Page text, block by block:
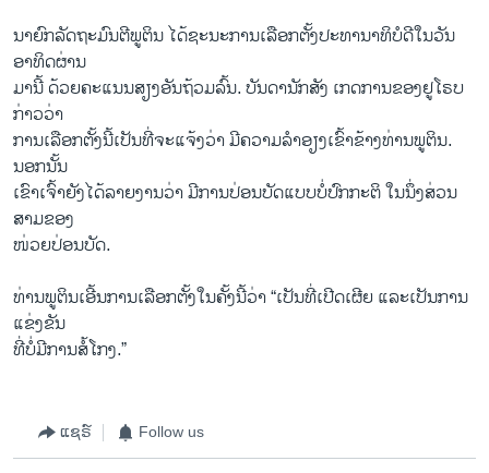
ນາ​ຍົກ​ລັດຖະມົນ​ຕີພູ​ຕິນ ​ໄດ້​ຊະນະ​ການ​ເລືອກຕັ້ງ​ປະທານາທິບໍດີ​ໃນ​ວັນ​
ອາທິດຜ່ານ​
ມາ​ນີ້​ ດ້ວຍ​ຄະ​ແນນ​ສຽງ​ອັນ​ຖ້ວມ​ລົ້ນ. ບັນດາ​ນັກ​ສັງ ​ເກ​ດການ​ຂອງ​ຢູ​ໂຣບ
ກ່າວ​ວ່າ
ການເລືອກຕັ້ງນີ້​ເປັນ​ທີ່​ຈະແຈ້ງວ່າ ມີຄວາມ​ລຳ​ອຽງເຂົ້າຂ້າງທ່ານ​ພູ​ຕິນ. ​
ນອກ​ນັ້ນ
ເຂົາ​ເຈົ້າ​ຍັງ​ໄດ້​ລາຍ​ງານ​ວ່າ ມີ​ການ​ປ່ອນ​ບັດແບບ​ບໍ່​ປົກ​ກະຕິ ​ໃນ​ນຶ່ງ​ສ່ວນ​
ສາມ​ຂອງ​
ໜ່ວຍ​ປ່ອນ​ບັດ.
ທ່ານ​ພູ​ຕິນ​ເອີ້ນການ​ເລືອກຕັ້ງ​ໃນ​ຄັ້ງນີ້ວ່າ “​ເປັນ​ທີ່​ເປີ​ດ​ເຜີຍ ແລະ​ເປັນການ​
ແຂ່ງຂັນ
ທີ່​ບໍ່​ມີ​ການ​ສໍ້​ໂກງ.”
ແຊຣ໌ Follow us